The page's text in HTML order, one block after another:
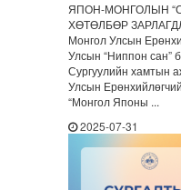
ЯПОН-МОНГОЛЫН
ХӨТӨЛБӨР
Монгол Улсын
Улсын “Ниппон сан”
Сургуулийн хамтын
Улсын
“Монгол Японы ...
2025-07-31